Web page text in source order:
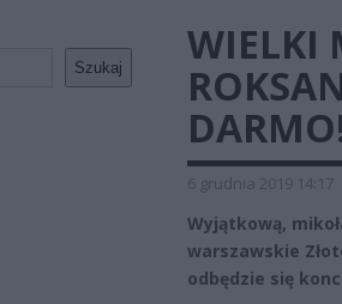
Szukaj
WIELKI
6 grudnia 2019 14:17
Wyjątkową,
warszawskie
odbędzie się